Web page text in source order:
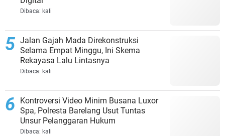
Dibaca: kali
Jalan Gajah Mada Direkonstruksi
Selama Empat Minggu, Ini Skema
Rekayasa Lalu Lintasnya
Dibaca: kali
Kontroversi Video Minim Busana Luxor
Spa, Polresta Barelang Usut Tuntas
Unsur Pelanggaran Hukum
Dibaca: kali